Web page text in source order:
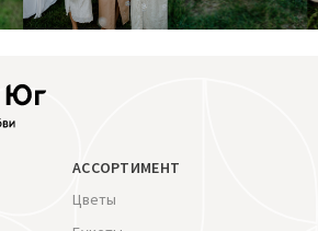
АССОРТИМЕНТ
Цветы